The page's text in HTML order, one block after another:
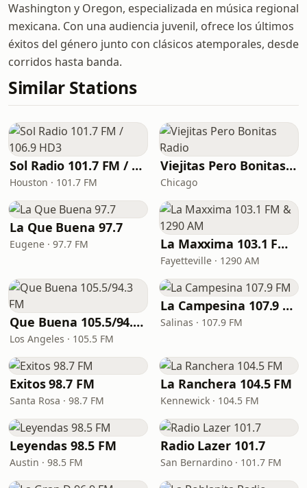
Washington y Oregon, especializada en música regional
mexicana. Con una audiencia juvenil, ofrece los últimos
éxitos del género junto con clásicos atemporales, desde
corridos hasta banda.
Similar Stations
Sol Radio 101.7 FM / 106.9 HD3
Houston · 101.7 FM
Viejitas Pero Bonitas Radio
Chicago
La Que Buena 97.7
Eugene · 97.7 FM La Maxxima 103.1 FM & 1290 AM
Fayetteville · 1290 AM
Que Buena 105.5/94.3 FM
Los Angeles · 105.5 FM
La Campesina 107.9 FM
Salinas · 107.9 FM
Exitos 98.7 FM
Santa Rosa · 98.7 FM
La Ranchera 104.5 FM
Kennewick · 104.5 FM
Leyendas 98.5 FM
Austin · 98.5 FM
Radio Lazer 101.7
San Bernardino · 101.7 FM